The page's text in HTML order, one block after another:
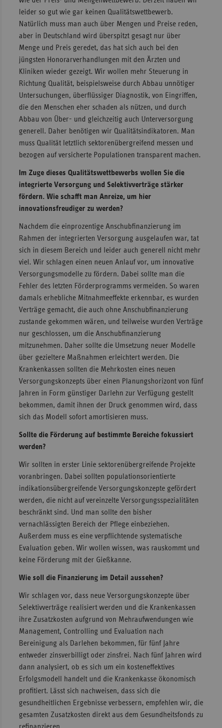
leider so gut wie gar keinen Qualitätswettbewerb.
Natürlich muss man auch über Mengen und Preise reden,
aber in Deutschland wird überspitzt gesagt nur über
Menge und Preis geredet, das hat sich auch bei den
jüngsten Honorarverhandlungen mit den Ärzten und
Kliniken wieder gezeigt. Wir wollen mehr Steuerung in
Richtung Qualität, beispielsweise durch Abbau unnötiger
Untersuchungen, überflüssiger Diagnostik, von Eingriffen,
die den Menschen eher schaden als nützen, und durch
Abbau von Über- und gleichzeitig auch Unterversorgung
generell. Daher benötigen wir Qualitätsindikatoren. Man
muss Qualität letztlich sektorenübergreifend messen und
bezogen auf versicherte Populationen transparent machen.
Im Zuge dieses Qualitätswettbewerbs wollen Sie die
integrierte Versorgung und Selektivverträge stärker
fördern. Wie schafft man Anreize, um hier
innovationsfreudiger zu werden?
Nachdem die einprozentige Anschubfinanzierung im
Rahmen der integrierten Versorgung ausgelaufen war, tat
sich in diesem Bereich und leider auch generell nicht mehr
viel. Wir schlagen einen neuen Anlauf vor, um innovative
Versorgungsmodelle zu fördern. Dabei sollte man die
Fehler des letzten Förderprogramms vermeiden. So waren
damals erhebliche Mitnahmeeffekte erkennbar, es wurden
Verträge gemacht, die auch ohne Anschubfinanzierung
zustande gekommen wären, und teilweise wurden Verträge
nur geschlossen, um die Anschubfinanzierung
mitzunehmen. Daher sollte die Umsetzung neuer Modelle
über gezieltere Maßnahmen erleichtert werden. Die
Krankenkassen sollten die Mehrkosten eines neuen
Versorgungskonzepts über einen Planungshorizont von fünf
Jahren in Form günstiger Darlehn zur Verfügung gestellt
bekommen, damit ihnen der Druck genommen wird, dass
sich das Modell sofort amortisieren muss.
Sollte die Förderung auf bestimmte Bereiche fokussiert
werden?
Wir sollten in erster Linie sektorenübergreifende Projekte
voranbringen. Dabei sollten populationsorientierte
indikationsübergreifende Versorgungskonzepte gefördert
werden, die nicht auf vereinzelte Versorgungsspezialitäten
beschränkt sind. Und man sollte den bisher
vernachlässigten Bereich der Pflege einbeziehen.
Außerdem muss es eine verpflichtende systematische
Evaluation geben. Wir wollen wissen, was rauskommt und
keine Förderung mit der Gießkanne.
Wie soll die Finanzierung im Detail aussehen?
Wir schlagen vor, dass neue Versorgungskonzepte über
Selektivverträge realisiert werden und die Krankenkassen
ihre Zusatzkosten aufgrund von Mehraufwendungen wie
Management, Controlling und Evaluation nach
Bereinigung als Darlehen bekommen, für fünf Jahre
entweder zinsverbilligt oder zinsfrei. Nach fünf Jahren wird
dann analysiert, ob es sich um ein kosteneffektives
Erfolgsmodell handelt und die Krankenkasse ökonomisch
profitiert. Lässt sich nachweisen, dass sich die
gesundheitlichen Ergebnisse verbessern, empfehlen wir, die
gesamten Zusatzkosten direkt aus dem Gesundheitsfonds zu